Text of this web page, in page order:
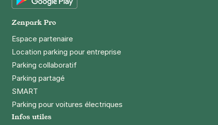
Zenpark Pro
Espace partenaire
Location parking pour entreprise
Parking collaboratif
Parking partagé
SMART
Parking pour voitures électriques
Infos utiles